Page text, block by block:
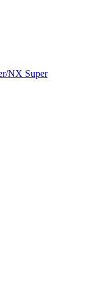
NX Super